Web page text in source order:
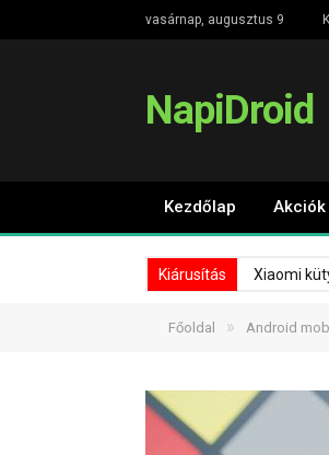
vasárnap, augusztus 9
NapiDroid
Kezdőlap Akciók
Kiárusítás Xiaomi
Főoldal » Android